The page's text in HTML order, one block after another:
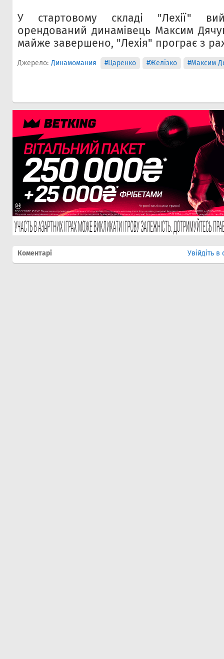
У стартовому складі "Лехії"
орендований динамівець Максим
майже завершено, "Лехія" програє з
Джерело: Динамомания #Царенко #Желізко #Максим
Коментарі Увійдіть в